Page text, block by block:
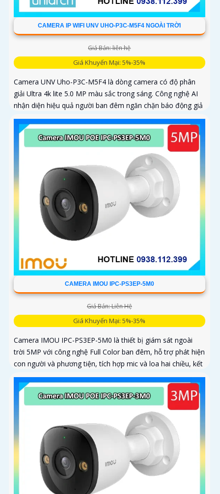
CAMERA IP WIFI UNV UHO-P3C-M5F4 NGOÀI TRỜI
Giá Bán: liên hệ
Giá Khuyến Mại: 5%-35%
Camera UNV Uho-P3C-M5F4 là dòng camera có độ phân
giải Ultra 4k lite 5.0 MP màu sắc trong sáng. Công nghệ AI
nhận diện hiệu quả người ban đêm ngăn chặn báo động giả
CAMERA IMOU IPC-PS3EP-5M0
Giá Bán: Liên Hệ
Giá Khuyến Mại: 5%-35%
Camera IMOU IPC-PS3EP-5M0 là thiết bị giám sát ngoài
trời 5MP với công nghệ Full Color ban đêm, hỗ trợ phát hiện
con người và phương tiện, tích hợp mic và loa hai chiều, kết
nối PoE tiện lợi, phù hợp cho gia đình, cửa hàng và văn
phòng